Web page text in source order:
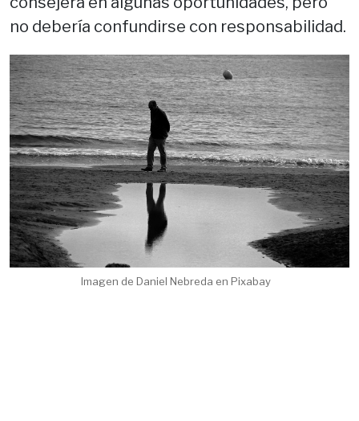
no debería confundirse con responsabilidad.
Imagen de Daniel Nebreda en Pixabay